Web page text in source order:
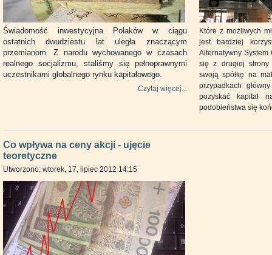
Świadomość inwestycyjna Polaków w ciągu
ostatnich dwudziestu lat uległa znaczącym
przemianom. Z narodu wychowanego w czasach
realnego socjalizmu, staliśmy się pełnoprawnymi
uczestnikami globalnego rynku kapitałowego.
Czytaj więcej...
Które z możliwych
jest bardziej
Alternatywny
się z drugiej strony
swoją spółkę na
przypadkach
pozyskać kapitał
podobieństwa się
Co wpływa na ceny akcji - ujęcie
teoretyczne
Utworzono: wtorek, 17, lipiec 2012 14:15